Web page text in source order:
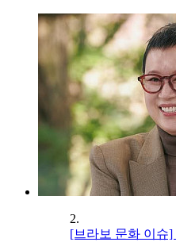
2.
[브라보 문화 이슈